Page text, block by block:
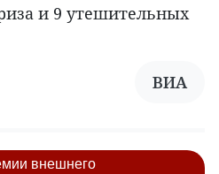
и 9 утешительных
ВИА
внешнего